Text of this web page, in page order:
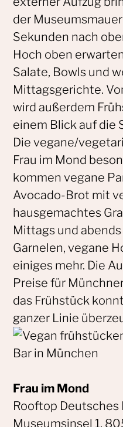
der
Sekunden nach
Hoch oben
Salate, Bowls und
Mittagsgerichte.
wird außerdem
einem Blick auf die
Die vegane/
Frau im Mond
kommen vegane
Avocado-Brot mit
hausgemachtes
Mittags und
Garnelen, vegane
einiges mehr. Die
Preise für
das Frühstück
ganzer Linie
Frau im Mond
Rooftop Deutsches
Museumsinsel 1,